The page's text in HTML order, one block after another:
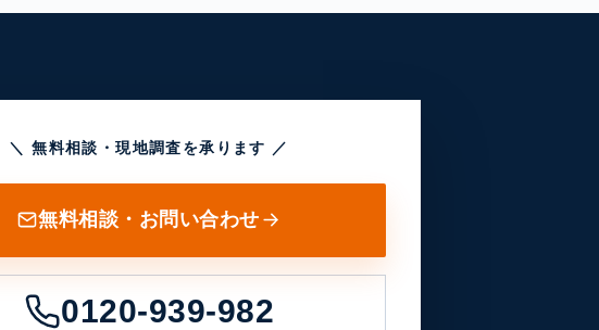
＼ 無料相談・現地調査を承ります ／
無料相談・お問い合わせ
0120-939-982